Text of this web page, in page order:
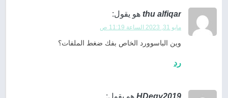
thu alfiqar هو يقول:
مايو 31, 2023 الساعة 11:19 ص
وين الباسوورد الخاص بفك ضغط الملفات؟
رد